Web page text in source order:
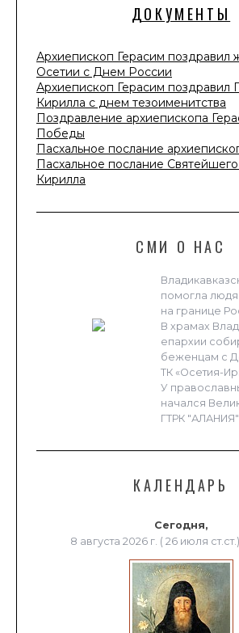
ДОКУМЕНТЫ
Архиепископ Герасим поздравил
Осетии с Днем России
Архиепископ Герасим поздравил
Кирилла с днем тезоименитства
Поздравление архиепископа
Победы
Пасхальное послание
Пасхальное послание
Кирилла
СМИ О НАС
помогла
на границе
В храмах
епархии
беженцам с
ТК «Осетия-
У
начался
ГТРК "АЛАНИЯ"
КАЛЕНДАРЬ
Сегодня,
8 августа 2026 г. ( 26 июля